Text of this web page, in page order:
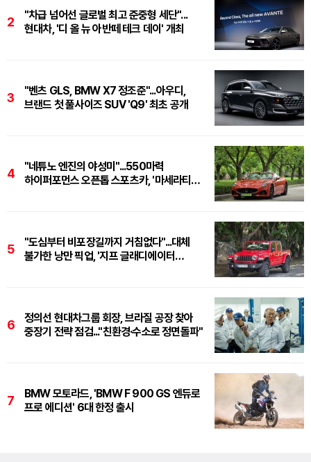
2
"차급 넘어선 글로벌 최고 준중형 세단"...
현대차, '디 올 뉴 아반떼 테크 데이' 개최
3
"벤츠 GLS, BMW X7 정조준"...아우디,
브랜드 첫 풀사이즈 SUV 'Q9' 최초 공개
4
"네튜노 엔진의 야성미"...550마력
하이퍼포먼스 오픈톱 스포츠카, '마세라티
5
"도심부터 비포장길까지 거침없다"...대체
불가한 낭만 픽업, '지프 글래디에이터
6
정의선 현대차그룹 회장, 브라질 공장 찾아
중장기 전략 점검..."친환경·수소로 정면돌파"
7
BMW 모토라드, 'BMW F 900 GS 엔듀로
프로 에디션' 6대 한정 출시